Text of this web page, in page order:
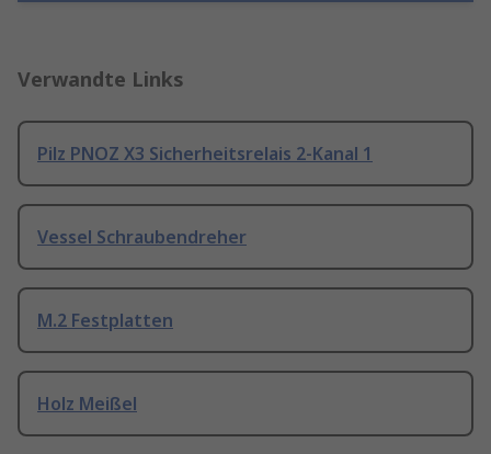
Verwandte Links
Pilz PNOZ X3 Sicherheitsrelais 2-Kanal 1
Vessel Schraubendreher
M.2 Festplatten
Holz Meißel